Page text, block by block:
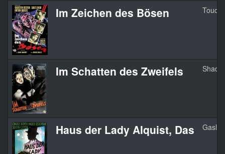
Im Zeichen des Bösen Touch
Im Schatten des Zweifels
Haus der Lady Alquist, Das